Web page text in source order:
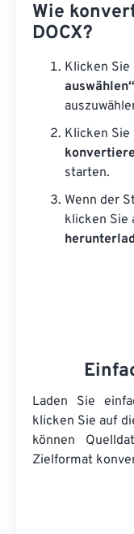
Wie
DOCX?
Klicken Sie
Klicken Sie
starten.
Wenn der
klicken Sie
Laden Sie
klicken Sie auf
können
Zielformat